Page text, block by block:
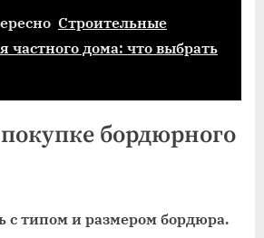
Строительные
частного дома: что выбрать
бордюрного
с типом и размером бордюра.